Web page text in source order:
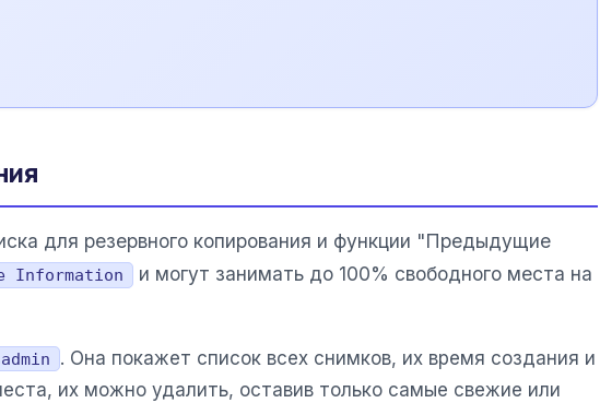
для резервного копирования и функции "Предыдущие
Information
и могут занимать до 100% свободного места на
. Она покажет список всех снимков, их время создания и
их можно удалить, оставив только самые свежие или